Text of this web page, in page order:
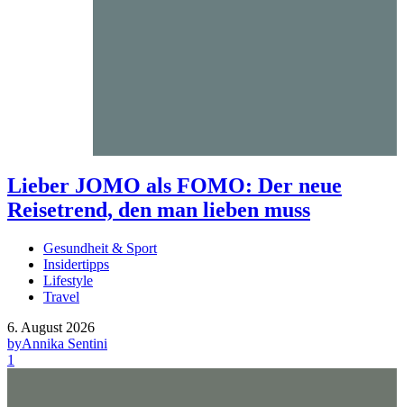
Lieber JOMO als FOMO: Der neue
Reisetrend, den man lieben muss
Gesundheit & Sport
Insidertipps
Lifestyle
Travel
6. August 2026
byAnnika Sentini
1